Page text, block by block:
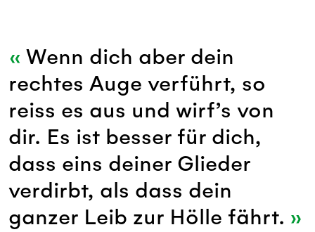
Wenn dich aber dein
rechtes Auge verführt, so
reiss es aus und wirf’s von
dir. Es ist besser für dich,
dass eins deiner Glieder
verdirbt, als dass dein
ganzer Leib zur Hölle fährt.